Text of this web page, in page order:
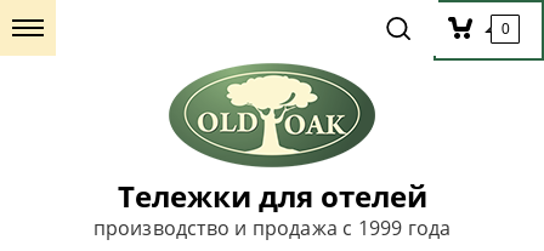
0
Тележки для отелей
производство и продажа с 1999 года